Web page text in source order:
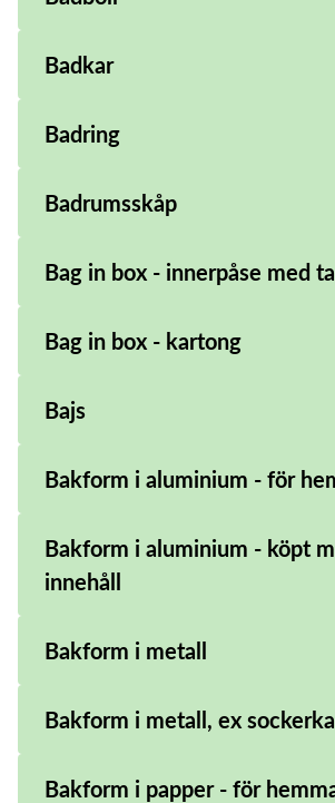
Badkar
Badring
Badrumsskåp
Bag in box - innerpåse med
Bag in box - kartong
Bajs
Bakform i aluminium - för
Bakform i aluminium - köpt
innehåll
Bakform i metall
Bakform i metall, ex
Bakform i papper - för